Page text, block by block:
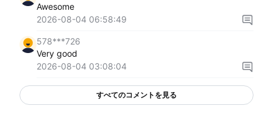
Awesome
2026-08-04 06:58:49
578***726
Very good
2026-08-04 03:08:04
すべてのコメントを見る